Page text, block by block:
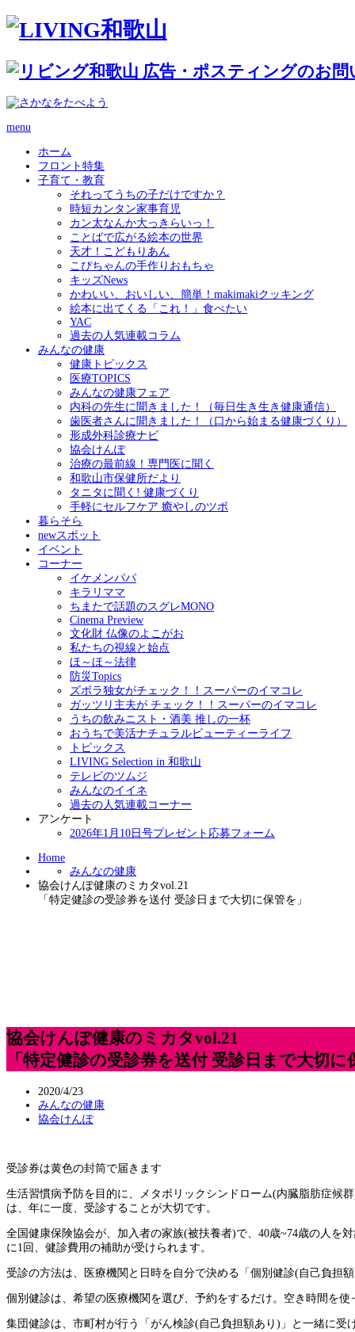
menu
ホーム
フロント特集
子育て・教育
それってうちの子だけですか？
時短カンタン家事育児
カン太なんか大っきらいっ！
ことばで広がる絵本の世界
天才！こどもりあん
こぴちゃんの手作りおもちゃ
キッズNews
かわいい、おいしい、簡単！makimakiクッキング
絵本に出てくる「これ！」食べたい
YAC
過去の人気連載コラム
みんなの健康
健康トピックス
医療TOPICS
みんなの健康フェア
内科の先生に聞きました！（毎日生き生き健康通信）
歯医者さんに聞きました！（口から始まる健康づくり）
形成外科診療ナビ
協会けんぽ
治療の最前線！専門医に聞く
和歌山市保健所だより
タニタに聞く! 健康づくり
手軽にセルフケア 癒やしのツボ
暮らそら
newスポット
イベント
コーナー
イケメンパパ
キラリママ
ちまたで話題のスグレMONO
Cinema Preview
文化財 仏像のよこがお
私たちの視線と始点
ほ～ほ～法律
防災Topics
ズボラ独女がチェック！！スーパーのイマコレ
ガッツリ主夫が チェック！！スーパーのイマコレ
うちの飲みニスト・酒美 推しの一杯
おうちで美活ナチュラルビューティーライフ
トピックス
LIVING Selection in 和歌山
テレビのツムジ
みんなのイイネ
過去の人気連載コーナー
アンケート
2026年1月10日号プレゼント応募フォーム
Home
みんなの健康
協会けんぽ健康のミカタvol.21
「特定健診の受診券を送付 受診日まで大切に保管を」
協会けんぽ健康のミカタvol.21
「特定健診の受診券を送付 受診日まで大切に
2020/4/23
みんなの健康
協会けんぽ
受診券は黄色の封筒で届きます
生活習慣病予防を目的に、メタボリックシンドローム(内臓脂肪症候
は、年に一度、受診することが大切です。
全国健康保険協会が、加入者の家族(被扶養者)で、40歳~74歳の人を
に1回、健診費用の補助が受けられます。
受診の方法は、医療機関と日時を自分で決める「個別健診(自己負担
個別健診は、希望の医療機関を選び、予約をするだけ。空き時間を
集団健診は、市町村が行う「がん検診(自己負担額あり)」と一緒に